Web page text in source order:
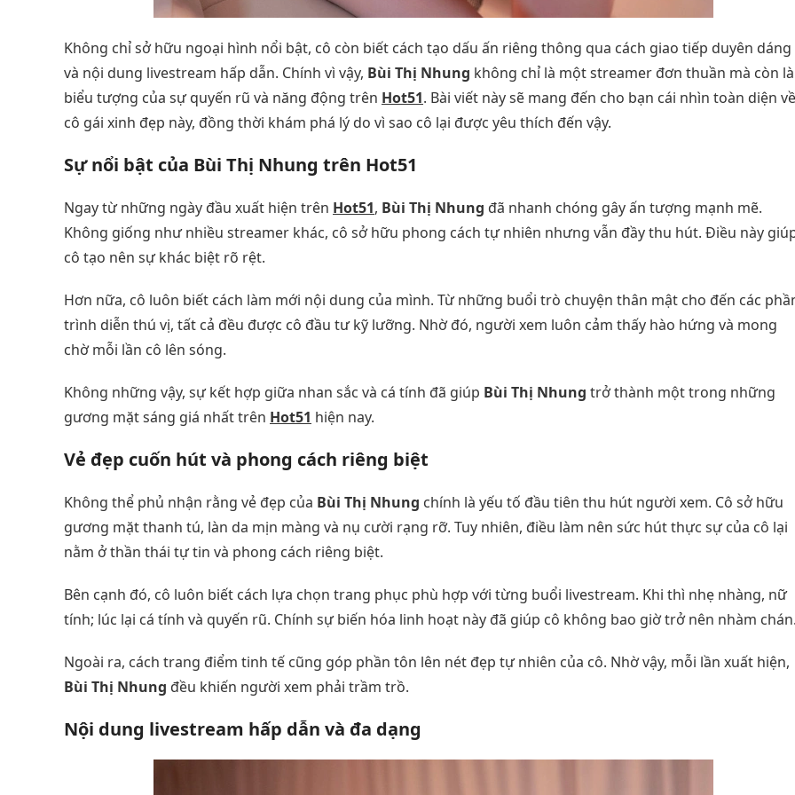
Không chỉ sở hữu ngoại hình nổi bật, cô còn biết cách tạo dấu ấn riêng thông qua cách giao tiếp duyên dáng
và nội dung livestream hấp dẫn. Chính vì vậy, Bùi Thị Nhung không chỉ là một streamer đơn thuần mà còn là
biểu tượng của sự quyến rũ và năng động trên Hot51. Bài viết này sẽ mang đến cho bạn cái nhìn toàn diện về
cô gái xinh đẹp này, đồng thời khám phá lý do vì sao cô lại được yêu thích đến vậy.
Sự nổi bật của Bùi Thị Nhung trên Hot51
Ngay từ những ngày đầu xuất hiện trên Hot51, Bùi Thị Nhung đã nhanh chóng gây ấn tượng mạnh mẽ.
Không giống như nhiều streamer khác, cô sở hữu phong cách tự nhiên nhưng vẫn đầy thu hút. Điều này
cô tạo nên sự khác biệt rõ rệt.
Hơn nữa, cô luôn biết cách làm mới nội dung của mình. Từ những buổi trò chuyện thân mật cho đến các
trình diễn thú vị, tất cả đều được cô đầu tư kỹ lưỡng. Nhờ đó, người xem luôn cảm thấy hào hứng và mong
chờ mỗi lần cô lên sóng.
Không những vậy, sự kết hợp giữa nhan sắc và cá tính đã giúp Bùi Thị Nhung trở thành một trong những
gương mặt sáng giá nhất trên Hot51 hiện nay.
Vẻ đẹp cuốn hút và phong cách riêng biệt
Không thể phủ nhận rằng vẻ đẹp của Bùi Thị Nhung chính là yếu tố đầu tiên thu hút người xem. Cô sở hữu
gương mặt thanh tú, làn da mịn màng và nụ cười rạng rỡ. Tuy nhiên, điều làm nên sức hút thực sự của cô lại
nằm ở thần thái tự tin và phong cách riêng biệt.
Bên cạnh đó, cô luôn biết cách lựa chọn trang phục phù hợp với từng buổi livestream. Khi thì nhẹ nhàng, nữ
tính; lúc lại cá tính và quyến rũ. Chính sự biến hóa linh hoạt này đã giúp cô không bao giờ trở nên nhàm chán.
Ngoài ra, cách trang điểm tinh tế cũng góp phần tôn lên nét đẹp tự nhiên của cô. Nhờ vậy, mỗi lần xuất hiện,
Bùi Thị Nhung đều khiến người xem phải trầm trồ.
Nội dung livestream hấp dẫn và đa dạng